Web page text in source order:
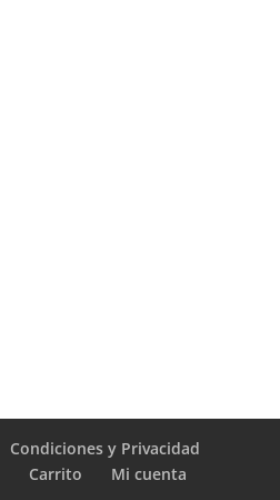
Condiciones y Privacidad
Carrito Mi cuenta